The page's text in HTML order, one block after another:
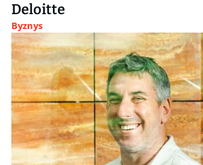
Deloitte
Byznys